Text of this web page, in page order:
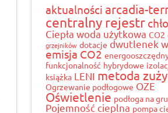
aktualności arcadia-
centralny rejestr
Ciepła woda użytkowa CO2
grzejników dotacje dwutlenek
emisja CO2
funkcjonalność hybrydowe
książka LENI metoda
Ogrzewanie podłogowe OZE
Oświetlenie podłoga na
Pojemność cieplna pompa